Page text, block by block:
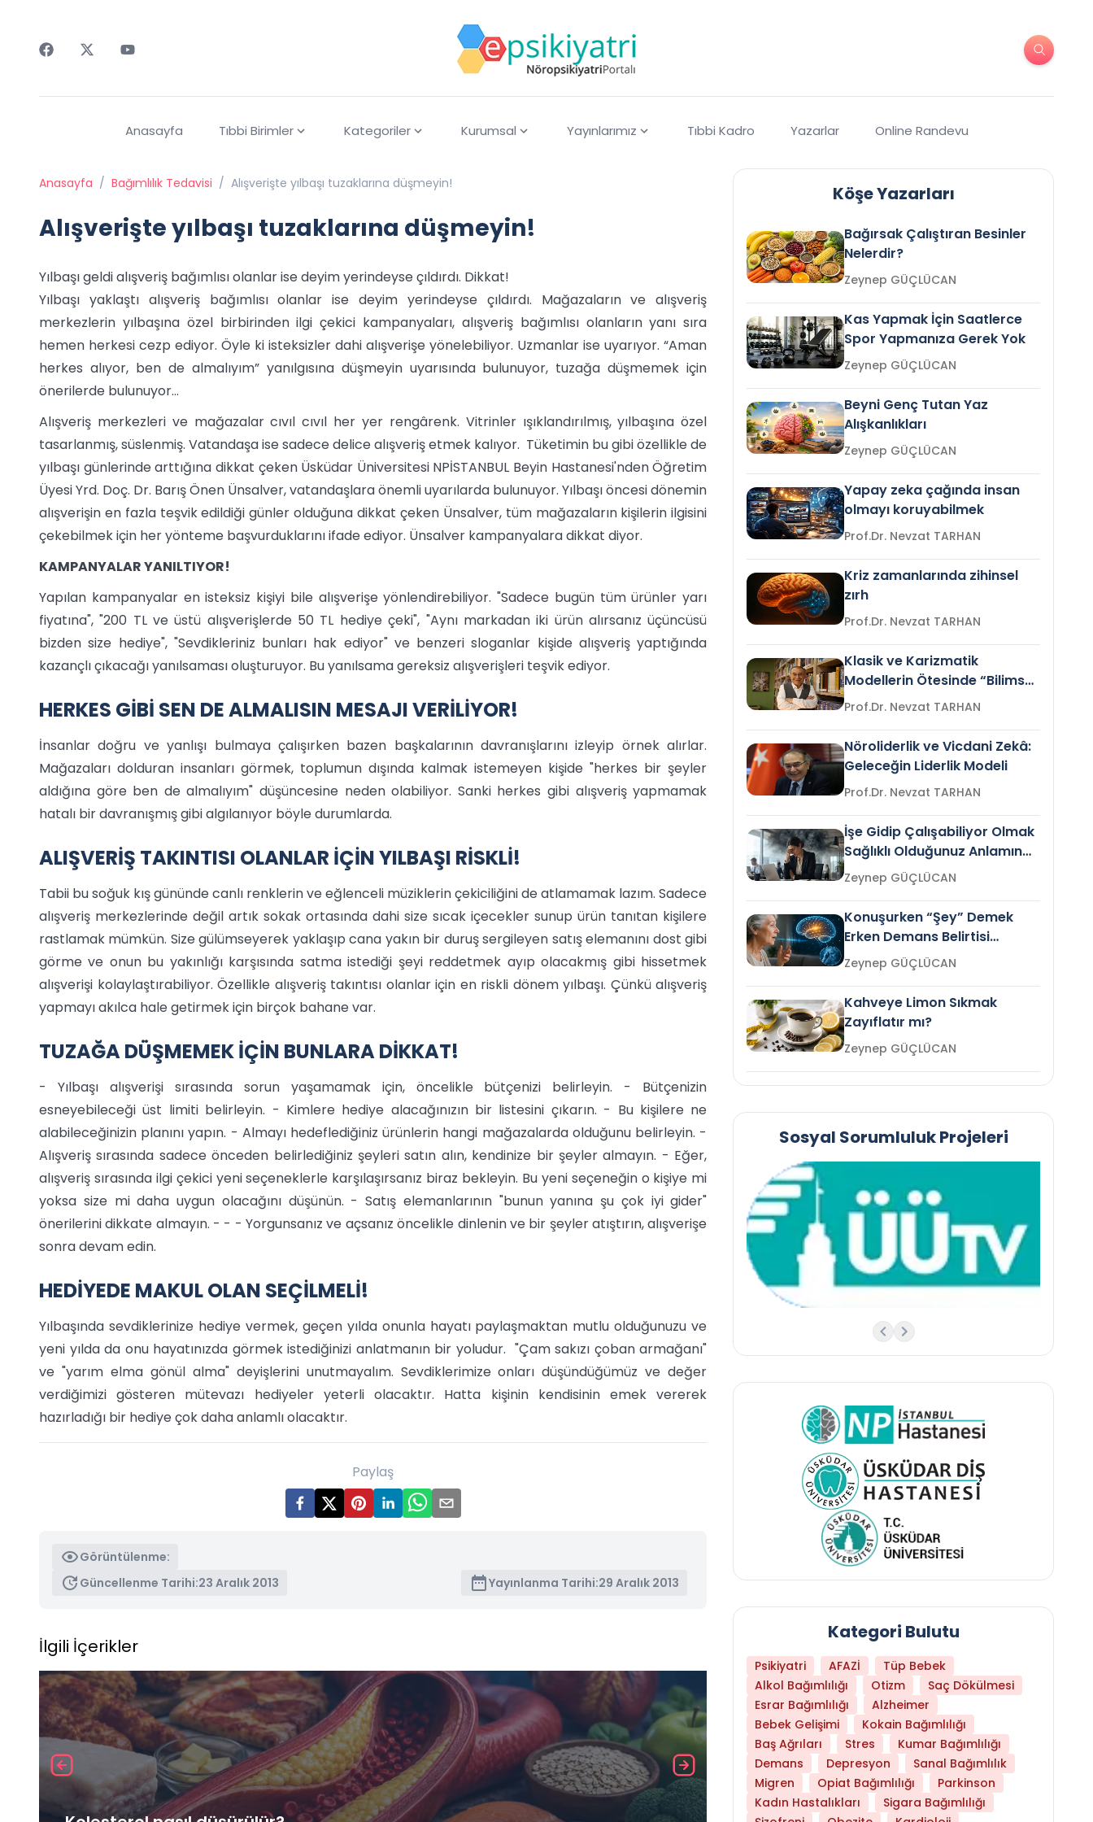
Anasayfa Tıbbi Birimler Kategoriler Kurumsal Yayınlarımız Tıbbi Kadro Yazarlar Online Randevu
Anasayfa / Bağımlılık Tedavisi / Alışverişte yılbaşı tuzaklarına düşmeyin!
Alışverişte yılbaşı tuzaklarına düşmeyin!
Yılbaşı geldi alışveriş bağımlısı olanlar ise deyim yerindeyse çıldırdı. Dikkat!
Yılbaşı yaklaştı alışveriş bağımlısı olanlar ise deyim yerindeyse çıldırdı. Mağazaların ve alışveriş
merkezlerin yılbaşına özel birbirinden ilgi çekici kampanyaları, alışveriş bağımlısı olanların yanı sıra
hemen herkesi cezp ediyor. Öyle ki isteksizler dahi alışverişe yönelebiliyor. Uzmanlar ise uyarıyor. “Aman
herkes alıyor, ben de almalıyım” yanılgısına düşmeyin uyarısında bulunuyor, tuzağa düşmemek için
önerilerde bulunuyor…
Alışveriş merkezleri ve mağazalar cıvıl cıvıl her yer rengârenk. Vitrinler ışıklandırılmış, yılbaşına özel
tasarlanmış, süslenmiş. Vatandaşa ise sadece delice alışveriş etmek kalıyor. Tüketimin bu gibi özellikle de
yılbaşı günlerinde arttığına dikkat çeken Üsküdar Üniversitesi NPİSTANBUL Beyin Hastanesi'nden Öğretim
Üyesi Yrd. Doç. Dr. Barış Önen Ünsalver, vatandaşlara önemli uyarılarda bulunuyor. Yılbaşı öncesi dönemin
alışverişin en fazla teşvik edildiği günler olduğuna dikkat çeken Ünsalver, tüm mağazaların kişilerin ilgisini
çekebilmek için her yönteme başvurduklarını ifade ediyor. Ünsalver kampanyalara dikkat diyor.
KAMPANYALAR YANILTIYOR!
Yapılan kampanyalar en isteksiz kişiyi bile alışverişe yönlendirebiliyor. "Sadece bugün tüm ürünler yarı
fiyatına", "200 TL ve üstü alışverişlerde 50 TL hediye çeki", "Aynı markadan iki ürün alırsanız üçüncüsü
bizden size hediye", "Sevdikleriniz bunları hak ediyor" ve benzeri sloganlar kişide alışveriş yaptığında
kazançlı çıkacağı yanılsaması oluşturuyor. Bu yanılsama gereksiz alışverişleri teşvik ediyor.
HERKES GİBİ SEN DE ALMALISIN MESAJI VERİLİYOR!
İnsanlar doğru ve yanlışı bulmaya çalışırken bazen başkalarının davranışlarını izleyip örnek alırlar.
Mağazaları dolduran insanları görmek, toplumun dışında kalmak istemeyen kişide "herkes bir şeyler
aldığına göre ben de almalıyım" düşüncesine neden olabiliyor. Sanki herkes gibi alışveriş yapmamak
hatalı bir davranışmış gibi algılanıyor böyle durumlarda.
ALIŞVERİŞ TAKINTISI OLANLAR İÇİN YILBAŞI RİSKLİ!
Tabii bu soğuk kış gününde canlı renklerin ve eğlenceli müziklerin çekiciliğini de atlamamak lazım. Sadece
alışveriş merkezlerinde değil artık sokak ortasında dahi size sıcak içecekler sunup ürün tanıtan kişilere
rastlamak mümkün. Size gülümseyerek yaklaşıp cana yakın bir duruş sergileyen satış elemanını dost gibi
görme ve onun bu yakınlığı karşısında satma istediği şeyi reddetmek ayıp olacakmış gibi hissetmek
alışverişi kolaylaştırabiliyor. Özellikle alışveriş takıntısı olanlar için en riskli dönem yılbaşı. Çünkü alışveriş
yapmayı akılca hale getirmek için birçok bahane var.
TUZAĞA DÜŞMEMEK İÇİN BUNLARA DİKKAT!
- Yılbaşı alışverişi sırasında sorun yaşamamak için, öncelikle bütçenizi belirleyin. - Bütçenizin
esneyebileceği üst limiti belirleyin. - Kimlere hediye alacağınızın bir listesini çıkarın. - Bu kişilere ne
alabileceğinizin planını yapın. - Almayı hedeflediğiniz ürünlerin hangi mağazalarda olduğunu belirleyin. -
Alışveriş sırasında sadece önceden belirlediğiniz şeyleri satın alın, kendinize bir şeyler almayın. - Eğer,
alışveriş sırasında ilgi çekici yeni seçeneklerle karşılaşırsanız biraz bekleyin. Bu yeni seçeneğin o kişiye mi
yoksa size mi daha uygun olacağını düşünün. - Satış elemanlarının "bunun yanına şu çok iyi gider"
önerilerini dikkate almayın. - - - Yorgunsanız ve açsanız öncelikle dinlenin ve bir şeyler atıştırın, alışverişe
sonra devam edin.
HEDİYEDE MAKUL OLAN SEÇİLMELİ!
Yılbaşında sevdiklerinize hediye vermek, geçen yılda onunla hayatı paylaşmaktan mutlu olduğunuzu ve
yeni yılda da onu hayatınızda görmek istediğinizi anlatmanın bir yoludur. "Çam sakızı çoban armağanı"
ve "yarım elma gönül alma" deyişlerini unutmayalım. Sevdiklerimize onları düşündüğümüz ve değer
verdiğimizi gösteren mütevazı hediyeler yeterli olacaktır. Hatta kişinin kendisinin emek vererek
hazırladığı bir hediye çok daha anlamlı olacaktır.
Paylaş
Görüntülenme:
Güncellenme Tarihi:23 Aralık 2013 Yayınlanma Tarihi:29 Aralık 2013
İlgili İçerikler
Köşe Yazarları
Bağırsak Çalıştıran Besinler
Nelerdir?
Zeynep GÜÇLÜCAN
Kas Yapmak İçin Saatlerce
Spor Yapmanıza Gerek Yok
Zeynep GÜÇLÜCAN
Beyni Genç Tutan Yaz
Alışkanlıkları
Zeynep GÜÇLÜCAN
Yapay zeka çağında insan
olmayı koruyabilmek
Prof.Dr. Nevzat TARHAN
Kriz zamanlarında zihinsel
zırh
Prof.Dr. Nevzat TARHAN
Klasik ve Karizmatik
Modellerin Ötesinde “Bilimsel
Liderlik”
Prof.Dr. Nevzat TARHAN
Nöroliderlik ve Vicdani Zekâ:
Geleceğin Liderlik Modeli
Prof.Dr. Nevzat TARHAN
İşe Gidip Çalışabiliyor Olmak
Sağlıklı Olduğunuz Anlamına
Gelir mi?Zeynep GÜÇLÜCAN
Konuşurken “Şey” Demek
Erken Demans Belirtisi
Olabilir mi?Zeynep GÜÇLÜCAN
Kahveye Limon Sıkmak
Zayıflatır mı?
Zeynep GÜÇLÜCAN
Sosyal Sorumluluk Projeleri
Kategori Bulutu
Psikiyatri AFAZİ
Tüp Bebek
Alkol Bağımlılığı
Otizm
Saç Dökülmesi
Esrar Bağımlılığı
Alzheimer
Bebek Gelişimi
Kokain Bağımlılığı
Baş Ağrıları
Stres
Kumar Bağımlılığı
Demans
Depresyon
Sanal Bağımlılık
Migren
Opiat Bağımlılığı
Parkinson
Kadın Hastalıkları
Sigara Bağımlılığı